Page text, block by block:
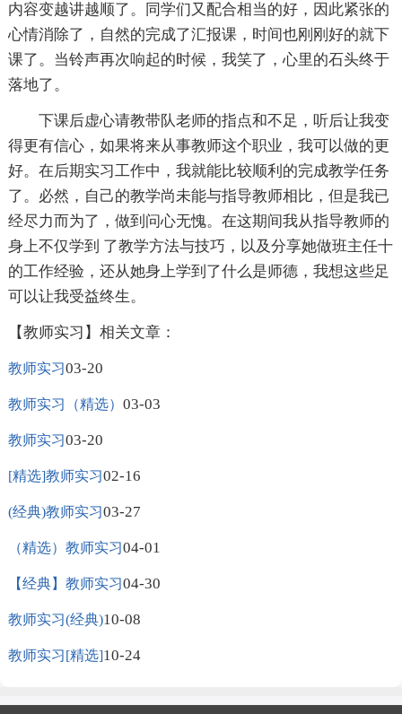
内容变越讲越顺了。同学们又配合相当的好，因此紧张的
心情消除了，自然的完成了汇报课，时间也刚刚好的就下
课了。当铃声再次响起的时候，我笑了，心里的石头终于
落地了。
下课后虚心请教带队老师的指点和不足，听后让我变
得更有信心，如果将来从事教师这个职业，我可以做的更
好。在后期实习工作中，我就能比较顺利的完成教学任务
了。必然，自己的教学尚未能与指导教师相比，但是我已
经尽力而为了，做到问心无愧。在这期间我从指导教师的
身上不仅学到 了教学方法与技巧，以及分享她做班主任十
的工作经验，还从她身上学到了什么是师德，我想这些足
可以让我受益终生。
【教师实习】相关文章：
教师实习03-20
教师实习（精选） 03-03
教师实习03-20
[精选]教师实习02-16
(经典)教师实习03-27
（精选）教师实习04-01
【经典】教师实习04-30
教师实习(经典)10-08
教师实习[精选]10-24